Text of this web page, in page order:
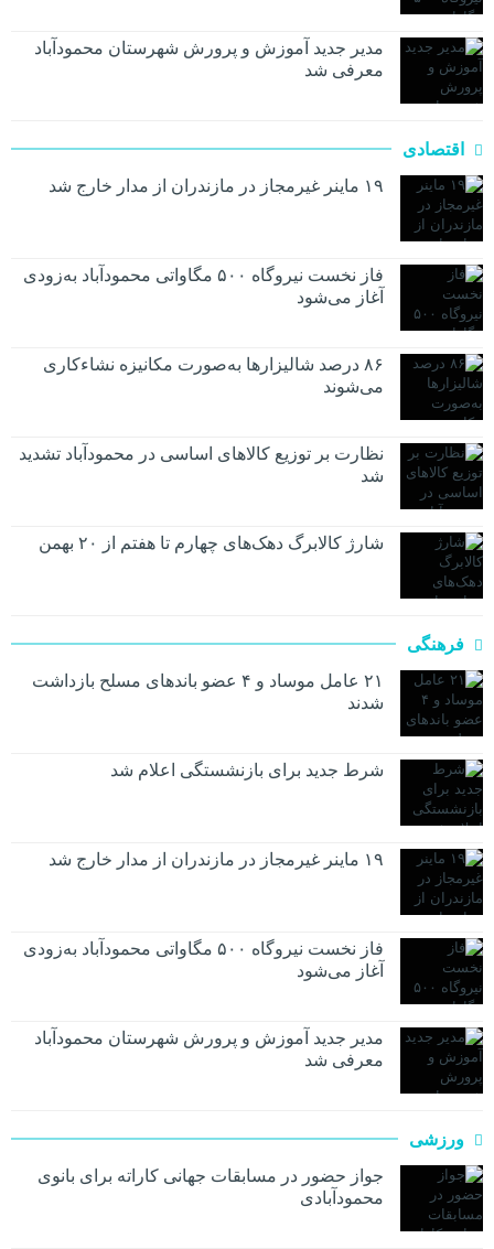
مدیر جدید آموزش و پرورش شهرستان محمودآباد
معرفی شد
اقتصادی
۱۹ ماینر غیرمجاز در مازندران از مدار خارج شد
فاز نخست نیروگاه ۵۰۰ مگاواتی محمودآباد به‌زودی
آغاز می‌شود
۸۶ درصد شالیزارها به‌صورت مکانیزه نشاءکاری
می‌شوند
نظارت بر توزیع کالا‌های اساسی در محمودآباد تشدید
شد
شارژ کالابرگ دهک‌های چهارم تا هفتم از ۲۰ بهمن
فرهنگی
۲۱ عامل موساد و ۴ عضو باند‌های مسلح بازداشت
شدند
شرط جدید برای بازنشستگی اعلام شد
۱۹ ماینر غیرمجاز در مازندران از مدار خارج شد
فاز نخست نیروگاه ۵۰۰ مگاواتی محمودآباد به‌زودی
آغاز می‌شود
مدیر جدید آموزش و پرورش شهرستان محمودآباد
معرفی شد
ورزشی
جواز حضور در مسابقات جهانی کاراته برای بانوی
محمودآبادی